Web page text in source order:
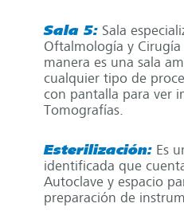
Sala 5: Sala
Oftalmología y Cirugía
manera es una sala
cualquier tipo de
con pantalla para ver
Tomografías.
Esterilización: Es
identificada que
Autoclave y espacio
preparación de